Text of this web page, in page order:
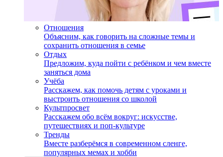
Отношения
Объясним, как говорить на сложные темы и
сохранить отношения в семье
Отдых
Предложим, куда пойти с ребёнком и чем вместе
заняться дома
Учёба
Расскажем, как помочь детям с уроками и
выстроить отношения со школой
Культпросвет
Расскажем обо всём вокруг: искусстве,
путешествиях и поп-культуре
Тренды
Вместе разберёмся в современном сленге,
популярных мемах и хобби